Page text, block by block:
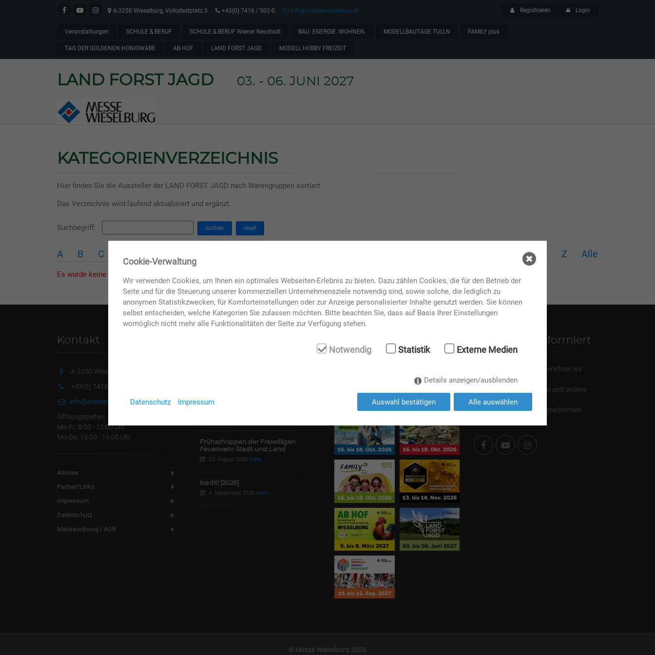
A-3250 Wieselburg, Volksfestplatz 3 +43(0) 7416 / 502-0 info@messewieselburg.at Registrieren Login
Veranstaltungen SCHULE & BERUF SCHULE & BERUF Wiener Neustadt BAU. ENERGIE. WOHNEN. MODELLBAUTAGE TULLN FAMILY plus
TAG DER GOLDENEN HONIGWABE AB HOF LAND FORST JAGD MODELL HOBBY FREIZEIT
LAND FORST JAGD 03. - 06. JUNI 2027
KATEGORIENVERZEICHNIS
Hier finden Sie die Aussteller der LAND FORST JAGD nach Warengruppen sortiert.
Das Verzeichnis wird laufend aktualisiert und ergänzt.
Suchbegriff: suchen reset
A B C X Y Z Alle
Es wurde keine Warengruppe mit Anfangsbuchstaben "Y" gefunden.
Kontakt
A-3250 Wieselburg, Volksfestplatz 3
+43(0) 7416 / 502-0
info@messewieselburg.at
Öffnungszeiten:
Mo-Fr: 8:00 - 12:00 Uhr
Mo-Do: 13:00 - 16:00 Uhr
Anreise
Partner/Links
Impressum
Datenschutz
Messeordnung / AGB
Konzert: USA Phonotone Orchestra
Frühschoppen der Freiwilligen
Feuerwehr Stadt und Land
23. August 2026 mehr...
loadit! [2026]
4. September 2026 mehr...
Bleiben Sie informiert
In den sozialen Medien berichten wir
regelmäßig über aktuelle
Veranstaltungen, Messen und andere
Schwerpunktthemen.
Abonnieren Sie den entsprechenden
© Messe Wieselburg 2026
Cookie-Verwaltung
Wir verwenden Cookies, um Ihnen ein optimales Webseiten-Erlebnis zu bieten. Dazu zählen Cookies, die für den Betrieb der
Seite und für die Steuerung unserer kommerziellen Unternehmensziele notwendig sind, sowie solche, die lediglich zu
anonymen Statistikzwecken, für Komforteinstellungen oder zur Anzeige personalisierter Inhalte genutzt werden. Sie können
selbst entscheiden, welche Kategorien Sie zulassen möchten. Bitte beachten Sie, dass auf Basis Ihrer Einstellungen
womöglich nicht mehr alle Funktionalitäten der Seite zur Verfügung stehen.
Notwendig Statistik Externe Medien
Details anzeigen/ausblenden
Auswahl bestätigen Alle auswählen
Datenschutz Impressum